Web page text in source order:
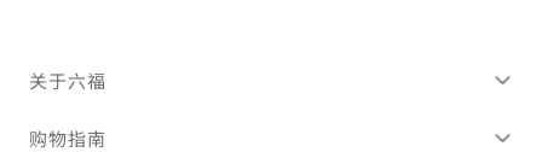
关于六福
购物指南